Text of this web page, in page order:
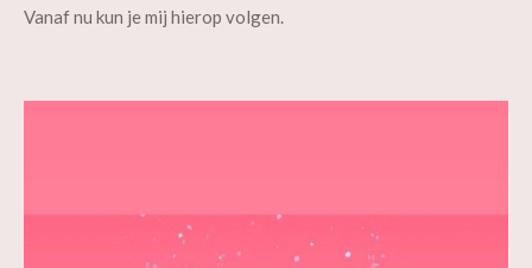
Vanaf nu kun je mij hierop volgen.